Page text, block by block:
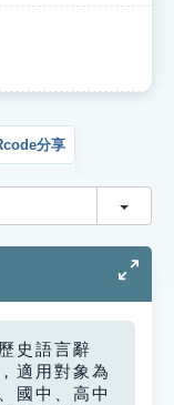
分享
切換
史語言辭
適用對象為
國中、高中